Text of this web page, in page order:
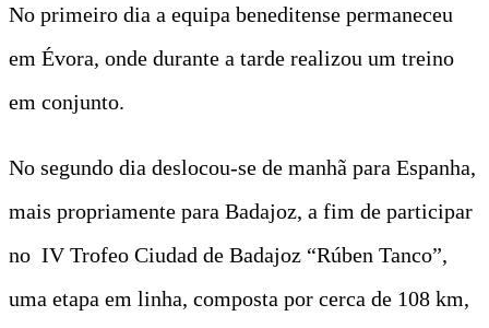
No primeiro dia a equipa beneditense permaneceu
em Évora, onde durante a tarde realizou um treino
em conjunto.
No segundo dia deslocou-se de manhã para Espanha,
mais propriamente para Badajoz, a fim de participar
no IV Trofeo Ciudad de Badajoz “Rúben Tanco”,
uma etapa em linha, composta por cerca de 108 km,